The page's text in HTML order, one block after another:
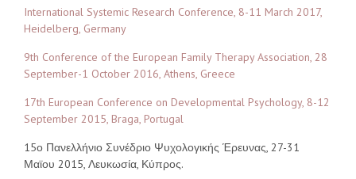
International Systemic Research Conference, 8-11 March 2017,
Heidelberg, Germany
9th Conference of the European Family Therapy Association, 28
September-1 October 2016, Athens, Greece
17th European Conference on Developmental Psychology, 8-12
September 2015, Braga, Portugal
15ο Πανελλήνιο Συνέδριο Ψυχολογικής Έρευνας, 27-31
Μαϊου 2015, Λευκωσία, Κύπρος.